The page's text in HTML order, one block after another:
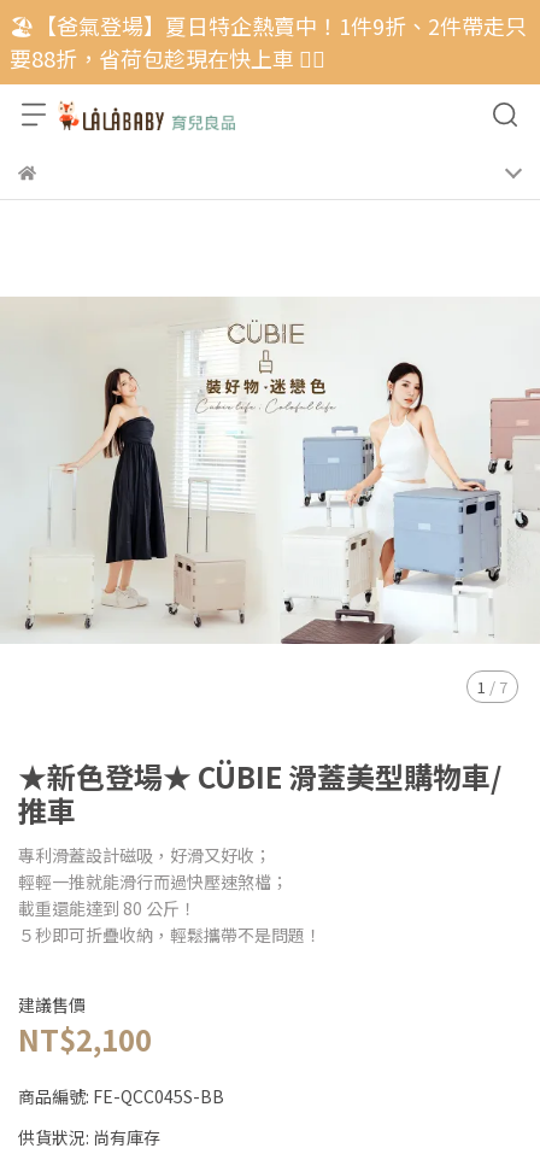
🏖️【爸氣登場】夏日特企熱賣中！1件9折、2件帶走只
要88折，省荷包趁現在快上車 🏃‍♂️
1 / 7
★新色登場★ CÜBIE 滑蓋美型購物車/
推車
專利滑蓋設計磁吸，好滑又好收；
輕輕一推就能滑行而過快壓速煞檔；
載重還能達到 80 公斤！
５秒即可折疊收納，輕鬆攜帶不是問題！
建議售價
NT$2,100
商品編號: FE-QCC045S-BB
供貨狀況: 尚有庫存